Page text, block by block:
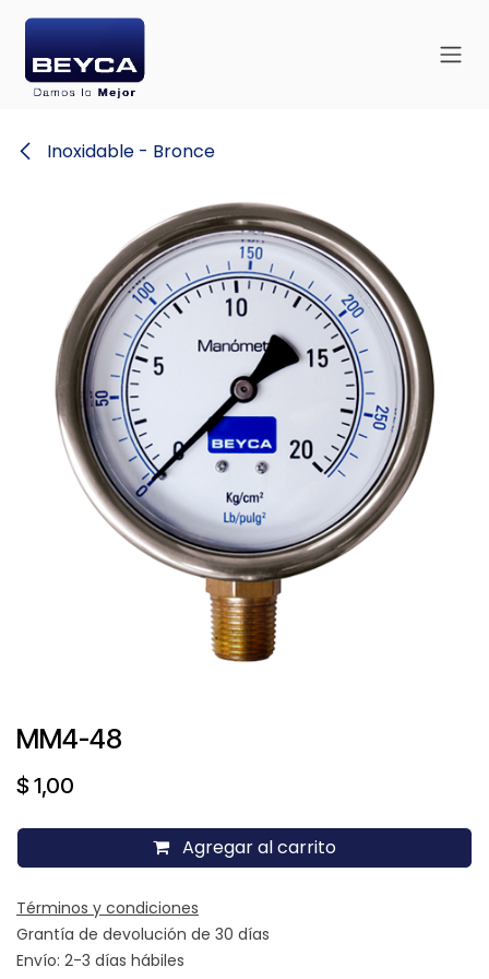
Ir al contenido
Inoxidable - Bronce
MM4-48
$ 1,00
Agregar al carrito
Términos y condiciones
Grantía de devolución de 30 días
Envío: 2-3 días hábiles